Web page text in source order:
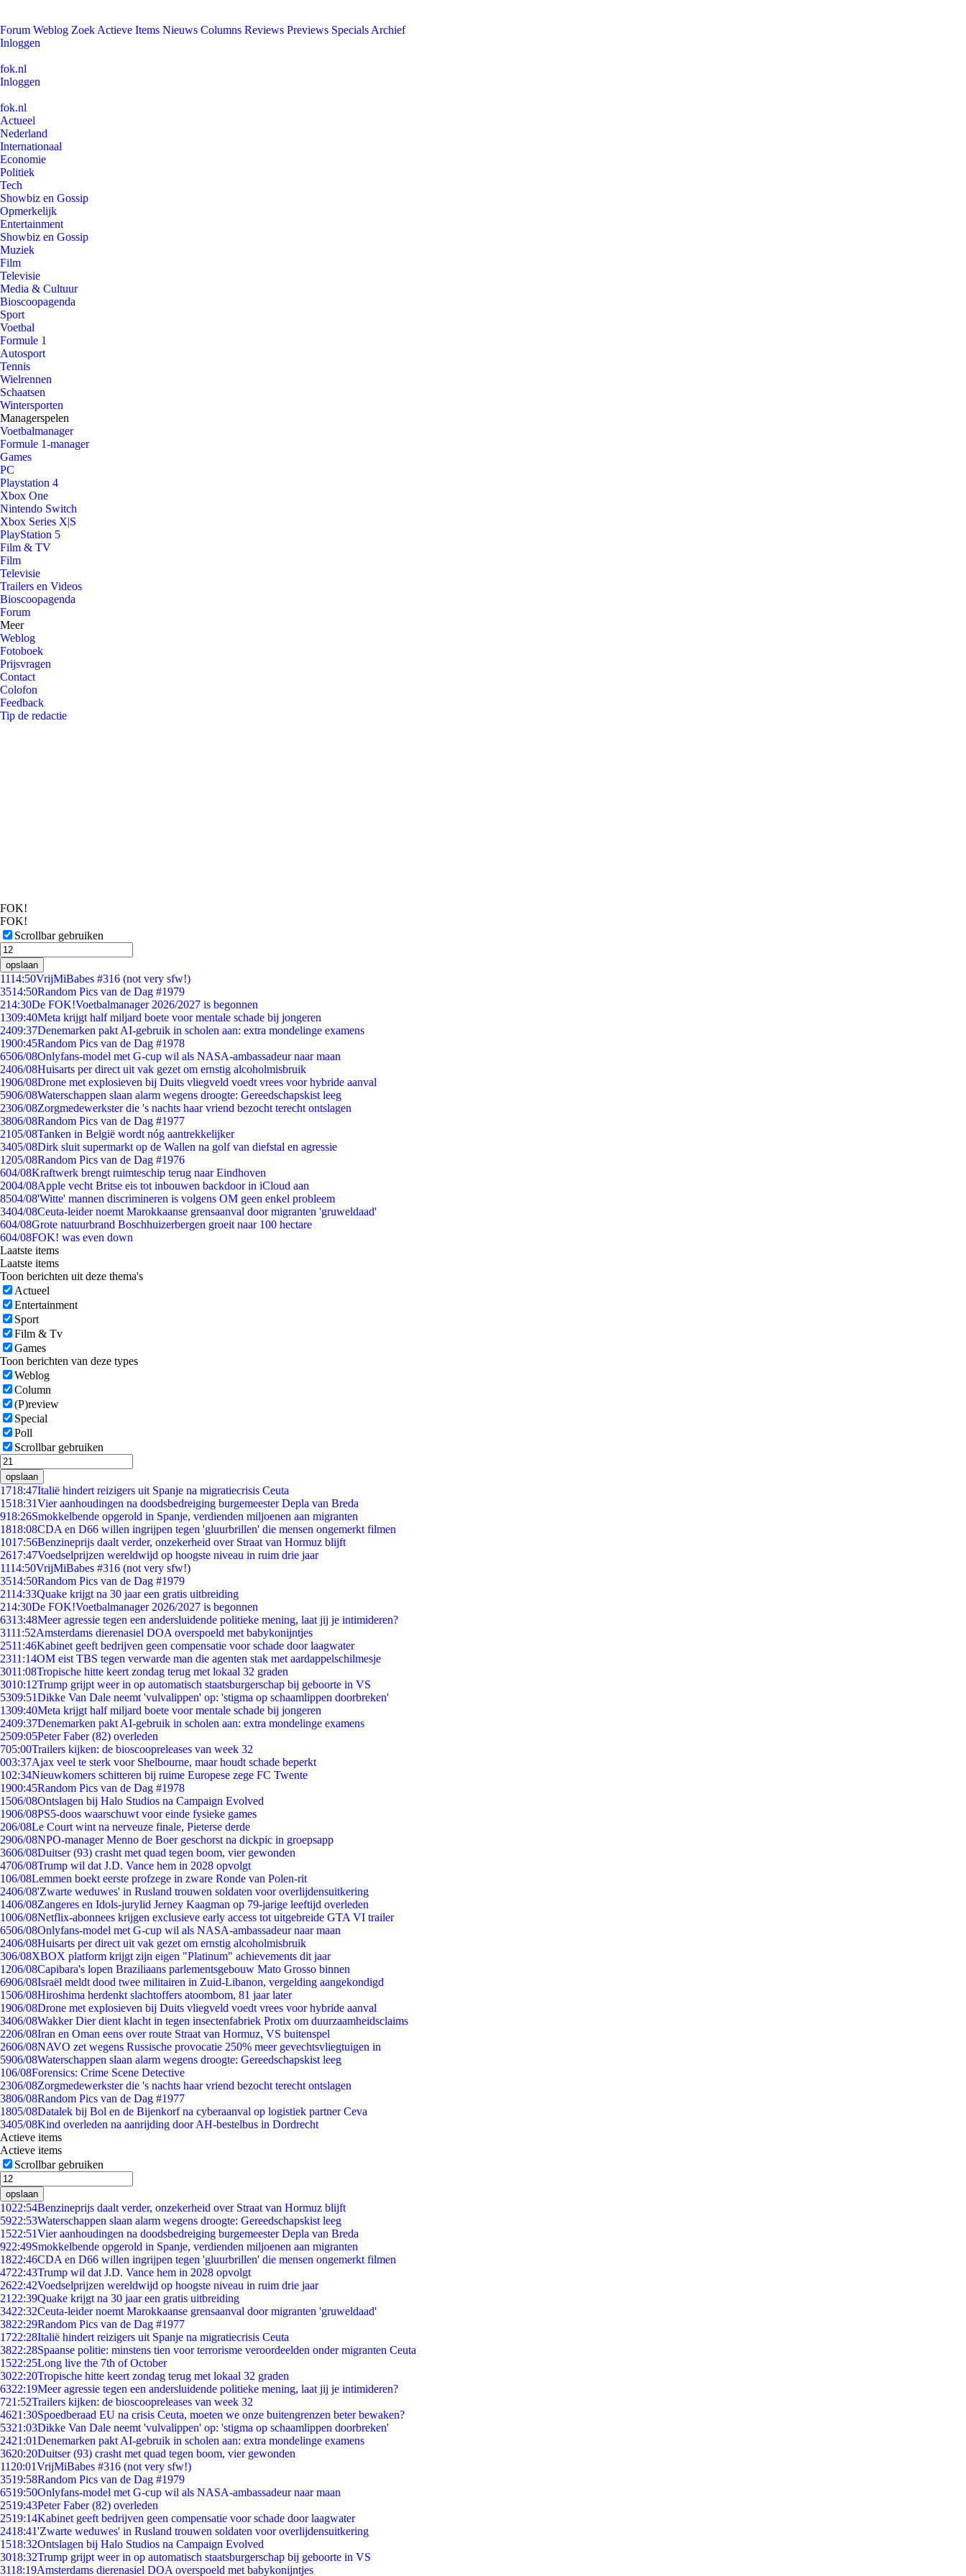
Forum Weblog Zoek Actieve Items Nieuws Columns Reviews Previews Specials Archief
Inloggen
fok.nl
Inloggen
fok.nl
Actueel
Nederland
Internationaal
Economie
Politiek
Tech
Showbiz en Gossip
Opmerkelijk
Entertainment
Showbiz en Gossip
Muziek
Film
Televisie
Media & Cultuur
Bioscoopagenda
Sport
Voetbal
Formule 1
Autosport
Tennis
Wielrennen
Schaatsen
Wintersporten
Managerspelen
Voetbalmanager
Formule 1-manager
Games
PC
Playstation 4
Xbox One
Nintendo Switch
Xbox Series X|S
PlayStation 5
Film & TV
Film
Televisie
Trailers en Videos
Bioscoopagenda
Forum
Meer
Weblog
Fotoboek
Prijsvragen
Contact
Colofon
Feedback
Tip de redactie
FOK!
FOK!
Scrollbar gebruiken
opslaan
1114:50VrijMiBabes #316 (not very sfw!)
3514:50Random Pics van de Dag #1979
214:30De FOK!Voetbalmanager 2026/2027 is begonnen
1309:40Meta krijgt half miljard boete voor mentale schade bij jongeren
2409:37Denemarken pakt AI-gebruik in scholen aan: extra mondelinge examens
1900:45Random Pics van de Dag #1978
6506/08Onlyfans-model met G-cup wil als NASA-ambassadeur naar maan
2406/08Huisarts per direct uit vak gezet om ernstig alcoholmisbruik
1906/08Drone met explosieven bij Duits vliegveld voedt vrees voor hybride aanval
5906/08Waterschappen slaan alarm wegens droogte: Gereedschapskist leeg
2306/08Zorgmedewerkster die 's nachts haar vriend bezocht terecht ontslagen
3806/08Random Pics van de Dag #1977
2105/08Tanken in België wordt nóg aantrekkelijker
3405/08Dirk sluit supermarkt op de Wallen na golf van diefstal en agressie
1205/08Random Pics van de Dag #1976
604/08Kraftwerk brengt ruimteschip terug naar Eindhoven
2004/08Apple vecht Britse eis tot inbouwen backdoor in iCloud aan
8504/08'Witte' mannen discrimineren is volgens OM geen enkel probleem
3404/08Ceuta-leider noemt Marokkaanse grensaanval door migranten 'gruweldaad'
604/08Grote natuurbrand Boschhuizerbergen groeit naar 100 hectare
604/08FOK! was even down
Laatste items
Laatste items
Toon berichten uit deze thema's
Actueel
Entertainment
Sport
Film & Tv
Games
Toon berichten van deze types
Weblog
Column
(P)review
Special
Poll
Scrollbar gebruiken
opslaan
1718:47Italië hindert reizigers uit Spanje na migratiecrisis Ceuta
1518:31Vier aanhoudingen na doodsbedreiging burgemeester Depla van Breda
918:26Smokkelbende opgerold in Spanje, verdienden miljoenen aan migranten
1818:08CDA en D66 willen ingrijpen tegen 'gluurbrillen' die mensen ongemerkt filmen
1017:56Benzineprijs daalt verder, onzekerheid over Straat van Hormuz blijft
2617:47Voedselprijzen wereldwijd op hoogste niveau in ruim drie jaar
1114:50VrijMiBabes #316 (not very sfw!)
3514:50Random Pics van de Dag #1979
2114:33Quake krijgt na 30 jaar een gratis uitbreiding
214:30De FOK!Voetbalmanager 2026/2027 is begonnen
6313:48Meer agressie tegen een andersluidende politieke mening, laat jij je intimideren?
3111:52Amsterdams dierenasiel DOA overspoeld met babykonijntjes
2511:46Kabinet geeft bedrijven geen compensatie voor schade door laagwater
2311:14OM eist TBS tegen verwarde man die agenten stak met aardappelschilmesje
3011:08Tropische hitte keert zondag terug met lokaal 32 graden
3010:12Trump grijpt weer in op automatisch staatsburgerschap bij geboorte in VS
5309:51Dikke Van Dale neemt 'vulvalippen' op: 'stigma op schaamlippen doorbreken'
1309:40Meta krijgt half miljard boete voor mentale schade bij jongeren
2409:37Denemarken pakt AI-gebruik in scholen aan: extra mondelinge examens
2509:05Peter Faber (82) overleden
705:00Trailers kijken: de bioscoopreleases van week 32
003:37Ajax veel te sterk voor Shelbourne, maar houdt schade beperkt
102:34Nieuwkomers schitteren bij ruime Europese zege FC Twente
1900:45Random Pics van de Dag #1978
1506/08Ontslagen bij Halo Studios na Campaign Evolved
1906/08PS5-doos waarschuwt voor einde fysieke games
206/08Le Court wint na nerveuze finale, Pieterse derde
2906/08NPO-manager Menno de Boer geschorst na dickpic in groepsapp
3606/08Duitser (93) crasht met quad tegen boom, vier gewonden
4706/08Trump wil dat J.D. Vance hem in 2028 opvolgt
106/08Lemmen boekt eerste profzege in zware Ronde van Polen-rit
2406/08'Zwarte weduwes' in Rusland trouwen soldaten voor overlijdensuitkering
1406/08Zangeres en Idols-jurylid Jerney Kaagman op 79-jarige leeftijd overleden
1006/08Netflix-abonnees krijgen exclusieve early access tot uitgebreide GTA VI trailer
6506/08Onlyfans-model met G-cup wil als NASA-ambassadeur naar maan
2406/08Huisarts per direct uit vak gezet om ernstig alcoholmisbruik
306/08XBOX platform krijgt zijn eigen "Platinum" achievements dit jaar
1206/08Capibara's lopen Braziliaans parlementsgebouw Mato Grosso binnen
6906/08Israël meldt dood twee militairen in Zuid-Libanon, vergelding aangekondigd
1506/08Hiroshima herdenkt slachtoffers atoombom, 81 jaar later
1906/08Drone met explosieven bij Duits vliegveld voedt vrees voor hybride aanval
3406/08Wakker Dier dient klacht in tegen insectenfabriek Protix om duurzaamheidsclaims
2206/08Iran en Oman eens over route Straat van Hormuz, VS buitenspel
2606/08NAVO zet wegens Russische provocatie 250% meer gevechtsvliegtuigen in
5906/08Waterschappen slaan alarm wegens droogte: Gereedschapskist leeg
106/08Forensics: Crime Scene Detective
2306/08Zorgmedewerkster die 's nachts haar vriend bezocht terecht ontslagen
3806/08Random Pics van de Dag #1977
1805/08Datalek bij Bol en de Bijenkorf na cyberaanval op logistiek partner Ceva
3405/08Kind overleden na aanrijding door AH-bestelbus in Dordrecht
Actieve items
Actieve items
Scrollbar gebruiken
opslaan
1022:54Benzineprijs daalt verder, onzekerheid over Straat van Hormuz blijft
5922:53Waterschappen slaan alarm wegens droogte: Gereedschapskist leeg
1522:51Vier aanhoudingen na doodsbedreiging burgemeester Depla van Breda
922:49Smokkelbende opgerold in Spanje, verdienden miljoenen aan migranten
1822:46CDA en D66 willen ingrijpen tegen 'gluurbrillen' die mensen ongemerkt filmen
4722:43Trump wil dat J.D. Vance hem in 2028 opvolgt
2622:42Voedselprijzen wereldwijd op hoogste niveau in ruim drie jaar
21 22:39Quake krijgt na 30 jaar een gratis uitbreiding
3422:32Ceuta-leider noemt Marokkaanse grensaanval door migranten 'gruweldaad'
3822:29Random Pics van de Dag #1977
1722:28Italië hindert reizigers uit Spanje na migratiecrisis Ceuta
3822:28Spaanse politie: minstens tien voor terrorisme veroordeelden onder migranten Ceuta
1522:25Long live the 7th of October
3022:20Tropische hitte keert zondag terug met lokaal 32 graden
6322:19Meer agressie tegen een andersluidende politieke mening, laat jij je intimideren?
721:52Trailers kijken: de bioscoopreleases van week 32
4621:30Spoedberaad EU na crisis Ceuta, moeten we onze buitengrenzen beter bewaken?
5321:03Dikke Van Dale neemt 'vulvalippen' op: 'stigma op schaamlippen doorbreken'
2421:01Denemarken pakt AI-gebruik in scholen aan: extra mondelinge examens
3620:20Duitser (93) crasht met quad tegen boom, vier gewonden
11 20:01VrijMiBabes #316 (not very sfw!)
3519:58Random Pics van de Dag #1979
6519:50Onlyfans-model met G-cup wil als NASA-ambassadeur naar maan
2519:43Peter Faber (82) overleden
2519:14Kabinet geeft bedrijven geen compensatie voor schade door laagwater
2418:41'Zwarte weduwes' in Rusland trouwen soldaten voor overlijdensuitkering
1518:32Ontslagen bij Halo Studios na Campaign Evolved
3018:32Trump grijpt weer in op automatisch staatsburgerschap bij geboorte in VS
3118:19Amsterdams dierenasiel DOA overspoeld met babykonijntjes